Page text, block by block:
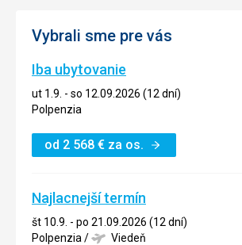
Vybrali sme pre vás
Iba ubytovanie
ut 1.9. - so 12.09.2026 (12 dní)
Polpenzia
od 2 568 € za os.
Najlacnejší termín
št 10.9. - po 21.09.2026 (12 dní)
Polpenzia / Viedeň